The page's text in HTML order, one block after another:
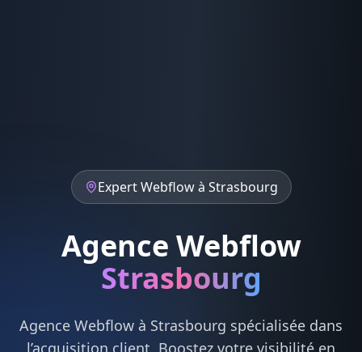
ExpertWebflowà Strasbourg
Agence Webflow
Strasbourg
Agence Webflow à Strasbourg spécialisée dans
l’acquisition client. Boostez votre visibilité en